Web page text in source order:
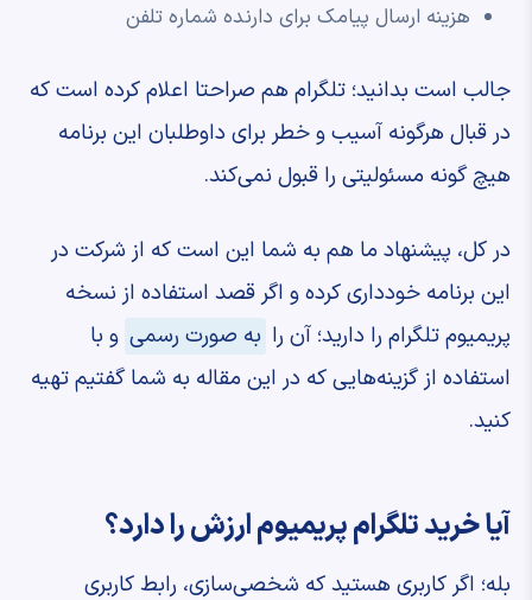
هزینه ارسال پیامک برای دارنده شماره تلفن
جالب است بدانید؛ تلگرام هم صراحتا اعلام کرده است که
در قبال هرگونه آسیب و خطر برای داوطلبان این برنامه
هیچ گونه مسئولیتی را قبول نمی‌کند.
در کل، پیشنهاد ما هم به شما این است که از شرکت در
این برنامه خودداری کرده و اگر قصد استفاده از نسخه
پریمیوم تلگرام را دارید؛ آن را به صورت رسمی و با
استفاده از گزینه‌هایی که در این مقاله به شما گفتیم تهیه
کنید.
آیا خرید تلگرام پریمیوم ارزش را دارد؟
بله؛ اگر کاربری هستید که شخصی‌سازی، رابط کاربری